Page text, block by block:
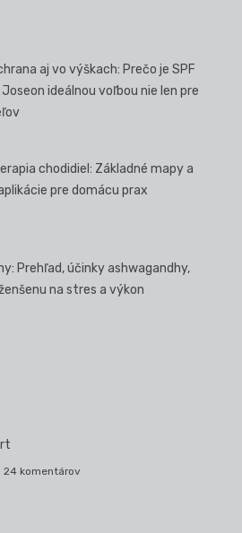
aj vo výškach: Prečo je SPF
ideálnou voľbou nie len pre
chodidiel: Základné mapy a
pre domácu prax
Prehľad, účinky ashwagandhy,
na stres a výkon
24 komentárov